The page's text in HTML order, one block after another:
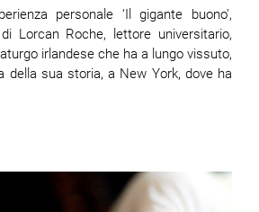
personale ‘Il gigante buono',
Lorcan Roche, lettore universitario,
irlandese che ha a lungo vissuto,
della sua storia, a New York, dove ha